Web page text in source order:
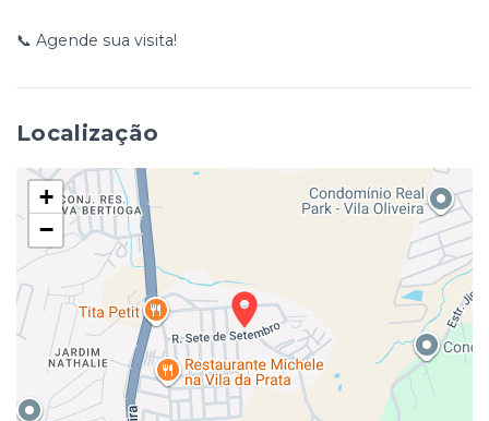
📞 Agende sua visita!
Localização
+
−